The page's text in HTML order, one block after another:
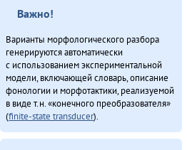
Важно!
Варианты морфологического разбора
генерируются автоматически
с использованием экспериментальной
модели, включающей словарь, описание
фонологии и морфотактики, реализуемой
в виде т.н. «конечного преобразователя»
(finite-state transducer).